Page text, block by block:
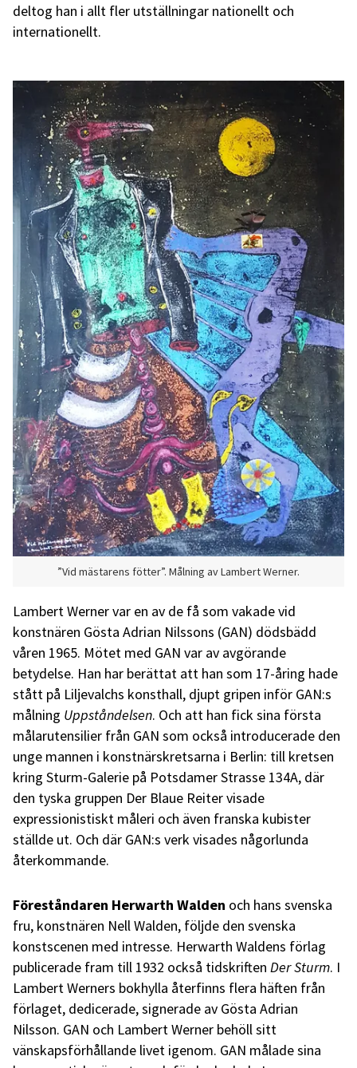
deltog han i allt fler utställningar nationellt och
internationellt.
”Vid mästarens fötter”. Målning av Lambert Werner.
Lambert Werner var en av de få som vakade vid
konstnären Gösta Adrian Nilssons (GAN) dödsbädd
våren 1965. Mötet med GAN var av avgörande
betydelse. Han har berättat att han som 17-åring hade
stått på Liljevalchs konsthall, djupt gripen inför GAN:s
målning Uppståndelsen. Och att han fick sina första
målarutensilier från GAN som också introducerade den
unge mannen i konstnärskretsarna i Berlin: till kretsen
kring Sturm-Galerie på Potsdamer Strasse 134A, där
den tyska gruppen Der Blaue Reiter visade
expressionistiskt måleri och även franska kubister
ställde ut. Och där GAN:s verk visades någorlunda
återkommande.
Föreståndaren Herwarth Walden och hans svenska
fru, konstnären Nell Walden, följde den svenska
konstscenen med intresse. Herwarth Waldens förlag
publicerade fram till 1932 också tidskriften Der Sturm. I
Lambert Werners bokhylla återfinns flera häften från
förlaget, dedicerade, signerade av Gösta Adrian
Nilsson. GAN och Lambert Werner behöll sitt
vänskapsförhållande livet igenom. GAN målade sina